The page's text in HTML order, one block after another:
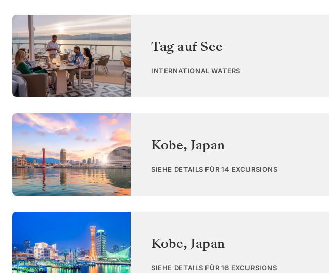
Tag auf See
INTERNATIONAL WATERS
Kobe, Japan
SIEHE DETAILS FÜR 14 EXCURSIONS
Kobe, Japan
SIEHE DETAILS FÜR 16 EXCURSIONS